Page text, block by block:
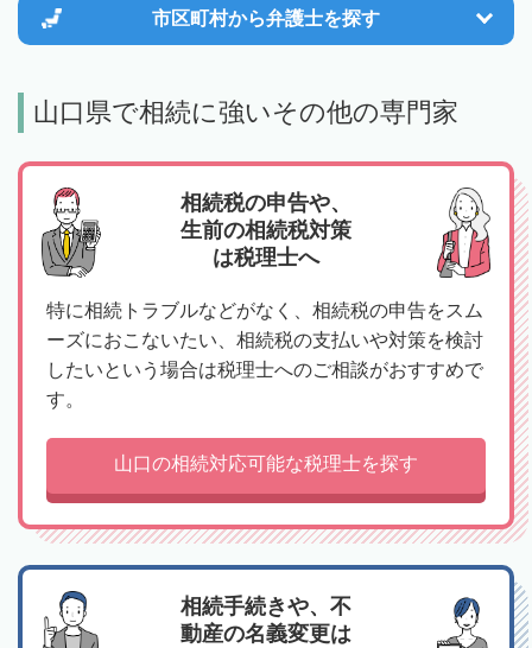
市区町村から弁護士を探す
山口県で相続に強いその他の専門家
相続税の申告や、
生前の相続税対策
は税理士へ
特に相続トラブルなどがなく、相続税の申告をスム
ーズにおこないたい、相続税の支払いや対策を検討
したいという場合は税理士へのご相談がおすすめで
す。
山口の相続対応可能な税理士を探す
相続手続きや、不
動産の名義変更は